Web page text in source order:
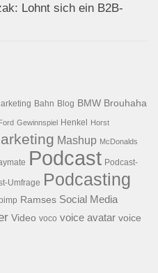
Lohnt sich ein B2B-
Bahn Blog BMW Brouhaha
Gewinnspiel Henkel Horst
Mashup McDonalds
Podcast Podcast-
Umfrage Podcasting
Ramses Social Media
Video voco voice avatar voice